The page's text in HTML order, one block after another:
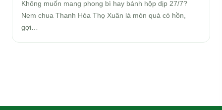
Không muốn mang phong bì hay bánh hộp dịp 27/7?
Nem chua Thanh Hóa Thọ Xuân là món quà có hồn,
gợi…